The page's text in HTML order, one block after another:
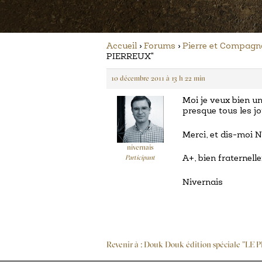
Accueil › Forums › Pierre et
PIERREUX"
10 décembre 2011 à 13 h 22 min
nivernais
Participant
Moi je veux bien
presque tous les
Merci, et dis-moi
A+, bien
Nivernais
Revenir à : Douk Douk édition spéciale "LE